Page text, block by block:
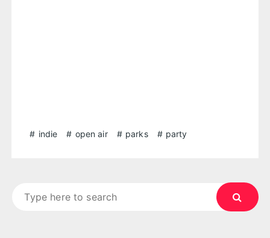
indie open air parks party